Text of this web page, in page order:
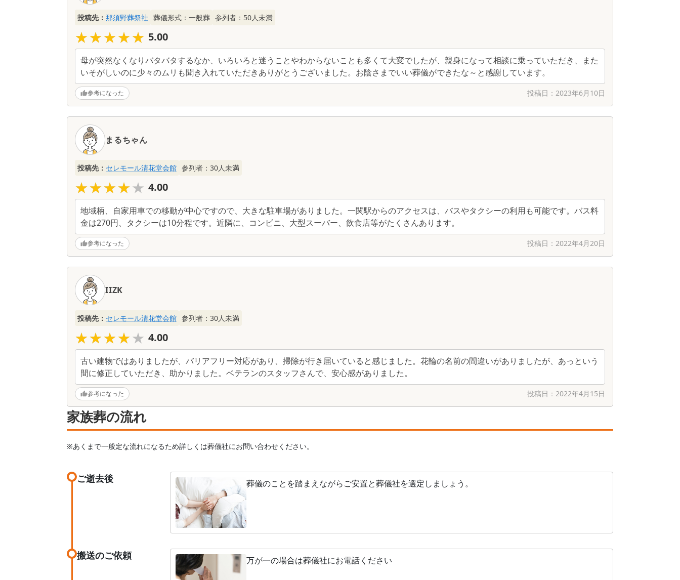
投稿先： 那須野葬祭社 葬儀形式： 一般葬 参列者： 50人未満
★★★★★
★★★★★ 5.00
母が突然なくなりバタバタするなか、いろいろと迷うことやわからないことも多くて大変でしたが、親身になって相談に乗っていただき、また
いそがしいのに少々のムリも聞き入れていただきありがとうございました。お陰さまでいい葬儀ができたな～と感謝しています。
参考になった 投稿日： 2023年6月10日
まるちゃん
投稿先： セレモール清花堂会館 参列者： 30人未満
★★★★★
★★★★★ 4.00
地域柄、自家用車での移動が中心ですので、大きな駐車場がありました。一関駅からのアクセスは、バスやタクシーの利用も可能です。バス料
金は270円、タクシーは10分程です。近隣に、コンビニ、大型スーバー、飲食店等がたくさんあります。
参考になった 投稿日： 2022年4月20日
IIZK
投稿先： セレモール清花堂会館 参列者： 30人未満
★★★★★
★★★★★ 4.00
古い建物ではありましたが、バリアフリー対応があり、掃除が行き届いていると感じました。花輪の名前の間違いがありましたが、あっという
間に修正していただき、助かりました。ベテランのスタッフさんで、安心感がありました。
参考になった 投稿日： 2022年4月15日
家族葬の流れ
※あくまで一般定な流れになるため詳しくは葬儀社にお問い合わせください。
ご逝去後 葬儀のことを踏まえながらご安置と葬儀社を選定しましょう。
搬送のご依頼 万が一の場合は葬儀社にお電話ください